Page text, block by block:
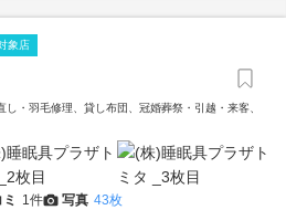
象店
・羽毛修理、貸し布団、冠婚葬祭・引越・来客、
1件 写真 43枚